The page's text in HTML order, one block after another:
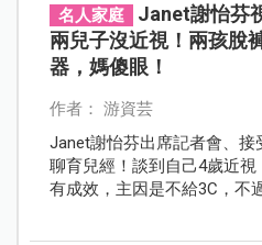
名人家庭
Janet謝怡芬
兩兒子沒近視！兩孩脫
器，媽傻眼！
作者： 游資芸
Janet謝怡芬出席記者會、
聊育兒經！談到自己4歲近
有成效，主因是不給3C，不